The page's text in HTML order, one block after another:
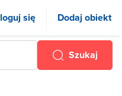
się Dodaj obiekt
Szukaj